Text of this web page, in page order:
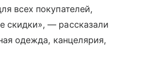
всех покупателей,
скидки», — рассказали
одежда, канцелярия,